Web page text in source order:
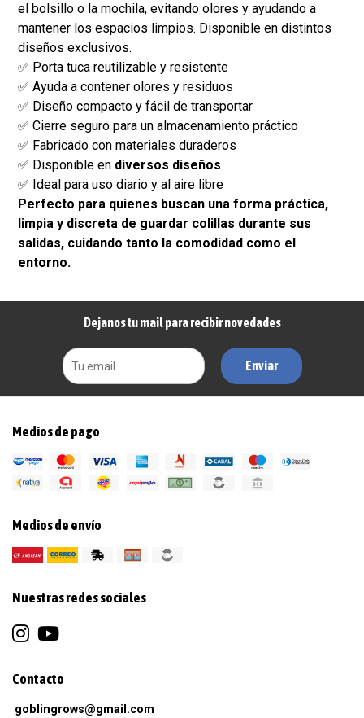
el bolsillo o la mochila, evitando olores y ayudando a
mantener los espacios limpios. Disponible en distintos
diseños exclusivos.
✅ Porta tuca reutilizable y resistente
✅ Ayuda a contener olores y residuos
✅ Diseño compacto y fácil de transportar
✅ Cierre seguro para un almacenamiento práctico
✅ Fabricado con materiales duraderos
✅ Disponible en diversos diseños
✅ Ideal para uso diario y al aire libre
Perfecto para quienes buscan una forma práctica,
limpia y discreta de guardar colillas durante sus
salidas, cuidando tanto la comodidad como el
entorno.
Dejanos tu mail para recibir novedades
Enviar
Medios de pago
Medios de envío
Nuestras redes sociales
Contacto
goblingrows@gmail.com